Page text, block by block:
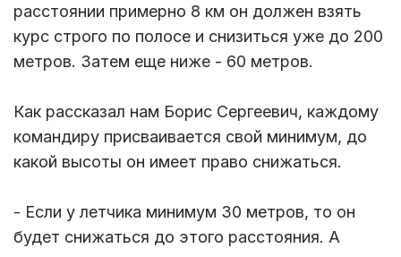
расстоянии примерно 8 км он должен взять
курс строго по полосе и снизиться уже до 200
метров. Затем еще ниже - 60 метров.
Как рассказал нам Борис Сергеевич, каждому
командиру присваивается свой минимум, до
какой высоты он имеет право снижаться.
- Если у летчика минимум 30 метров, то он
будет снижаться до этого расстояния. А